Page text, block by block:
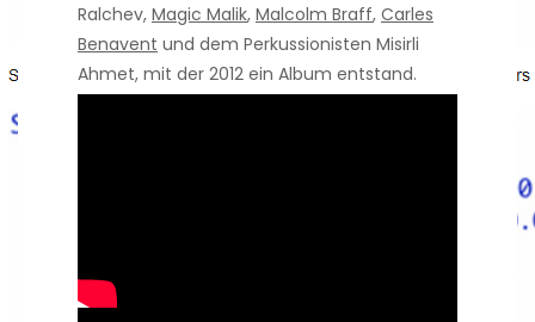
Ralchev, Magic Malik, Malcolm Braff, Carles
Benavent und dem Perkussionisten Misirli
Ahmet, mit der 2012 ein Album entstand.